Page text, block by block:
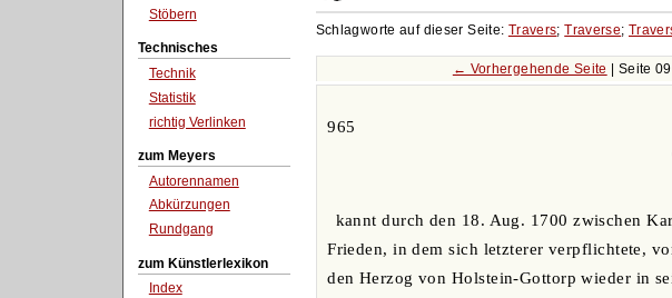
Stöbern
Technisches
Technik
Statistik
richtig Verlinken
zum Meyers
Autorennamen
Abkürzungen
Rundgang
zum Künstlerlexikon
Index
Schlagworte auf dieser Seite: Travers;Traverse;
← Vorhergehende Seite | Seite
965
kannt durch den 18. Aug. 1700 zwischen
Frieden, in dem sich letzterer verpflichtete,
den Herzog von Holstein-Gottorp wieder in